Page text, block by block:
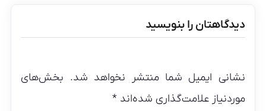
دیدگاهتان را بنویسید
نشانی ایمیل شما منتشر نخواهد شد. بخش‌های
موردنیاز علامت‌گذاری شده‌اند*